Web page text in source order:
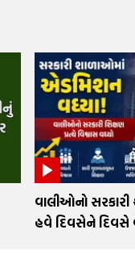
વાલીઓનો સરકારી
હવે દિવસેને દિવસે